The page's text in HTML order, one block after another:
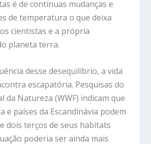
é de continuas mudanças e
de temperatura o que deixa
cientistas e a própria
planeta terra.
desse desequilíbrio, a vida
escapatória. Pesquisas do
da Natureza (WWF) indicam que
e países da Escandinávia podem
dois terços de seus habitats
poderia ser ainda mais